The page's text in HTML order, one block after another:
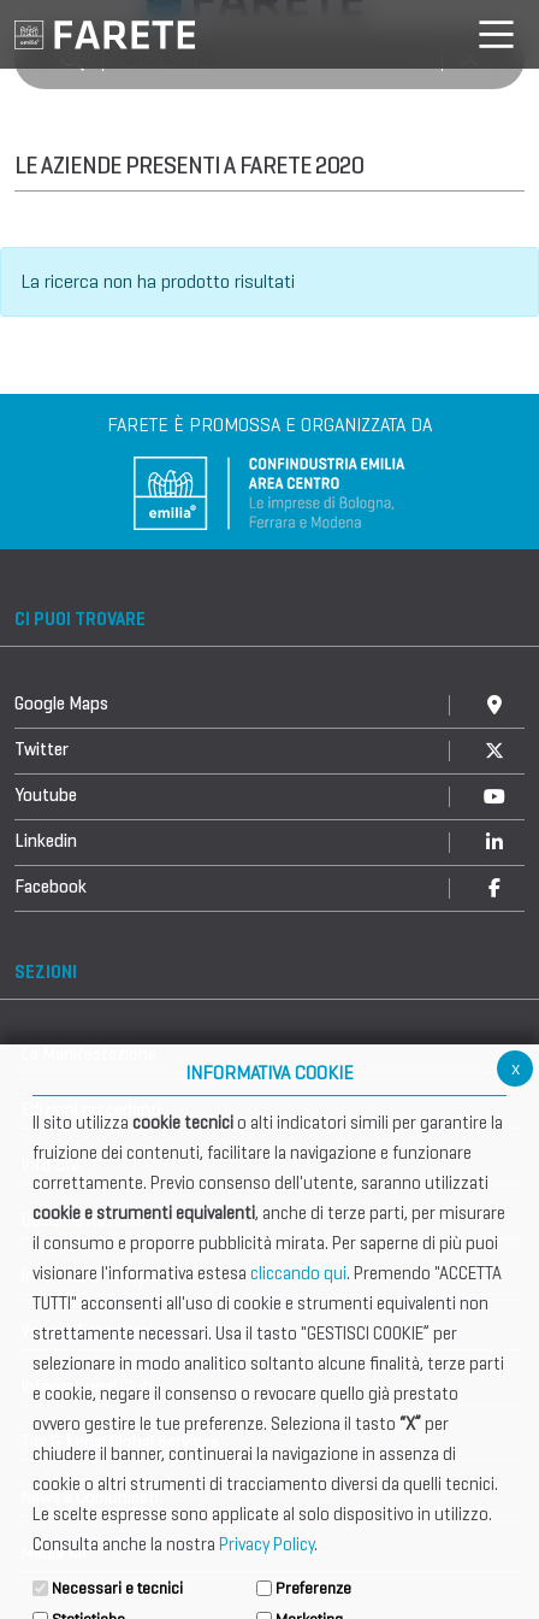
LE AZIENDE PRESENTI A FARETE 2020
La ricerca non ha prodotto risultati
FARETE È PROMOSSA E ORGANIZZATA DA
CI PUOI TROVARE
Google Maps
Twitter
Youtube
Linkedin
Facebook
SEZIONI
Info utili
Documentazione
Informazione importante
Vetrina Espositori
International Club
Tax & Legal Global Services
News e Comunicati
Media Kit
x
INFORMATIVA COOKIE
Il sito utilizza cookie tecnicio alti indicatori simili per garantire la
fruizione dei contenuti, facilitare la navigazione e funzionare
correttamente. Previo consenso dell'utente, saranno utilizzati
cookie e strumenti equivalenti, anche di terze parti, per misurare
il consumo e proporre pubblicità mirata. Per saperne di più puoi
visionare l'informativa estesa cliccando qui. Premendo "ACCETTA
TUTTI" acconsenti all'uso di cookie e strumenti equivalenti non
strettamente necessari. Usa il tasto "GESTISCI COOKIE” per
selezionare in modo analitico soltanto alcune finalità, terze parti
e cookie, negare il consenso o revocare quello già prestato
ovvero gestire le tue preferenze. Seleziona il tasto “X” per
chiudere il banner, continuerai la navigazione in assenza di
cookie o altri strumenti di tracciamento diversi da quelli tecnici.
Le scelte espresse sono applicate al solo dispositivo in utilizzo.
Consulta anche la nostra Privacy Policy.
Necessari e tecnici
Preferenze